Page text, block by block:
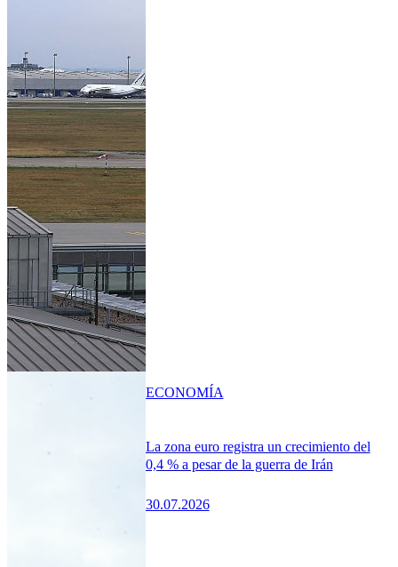
La zona euro registra un crecimiento del
0,4 % a pesar de la guerra de Irán
30.07.2026
ECONOMÍA